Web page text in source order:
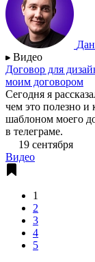
Видео
Договор для
моим договором
Сегодня я
чем это полезно и
шаблоном моего
в телеграме.
19 сентября
Видео
1
2
3
4
5